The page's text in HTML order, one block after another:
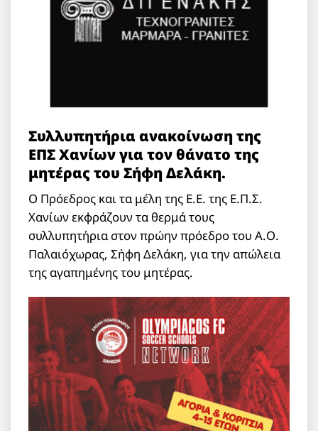
Συλλυπητήρια ανακοίνωση της
ΕΠΣ Χανίων για τον θάνατο της
μητέρας του Σήφη Δελάκη.
Ο Πρόεδρος και τα μέλη της Ε.Ε. της Ε.Π.Σ.
Χανίων εκφράζουν τα θερμά τους
συλλυπητήρια στον πρώην πρόεδρο του Α.Ο.
Παλαιόχωρας, Σήφη Δελάκη, για την απώλεια
της αγαπημένης του μητέρας.